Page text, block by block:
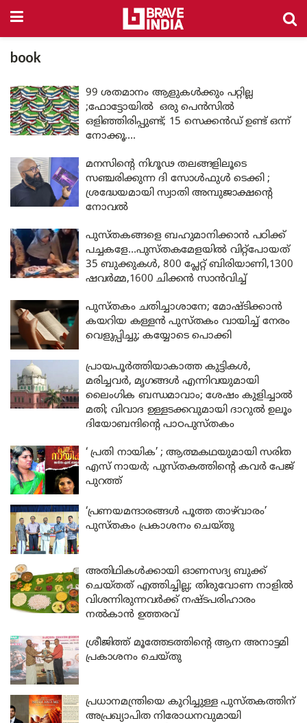
book
99 ശതമാനം ആളുകൾക്കും പറ്റില്ല
;ഫോട്ടോയിൽ ഒരു പെൻസിൽ
ഒളിഞ്ഞിരിപ്പുണ്ട്; 15 സെക്കൻഡ് ഉണ്ട് ഒന്ന്
നോക്കൂ….
മനസിന്റെ നിഗൂഢ തലങ്ങളിലൂടെ
സഞ്ചരിക്കുന്ന ദി സോൾഫുൾ ടെക്കി ;
ശ്രദ്ധേയമായി സ്വാതി അമ്പുജാക്ഷന്റെ
നോവൽ
പുസ്തകങ്ങളെ ബഹുമാനിക്കാൻ പഠിക്ക്
പച്ചകളേ…പുസ്തകമേളയിൽ വിറ്റ്‌പോയത്
35 ബുക്കുകൾ, 800 പ്ലേറ്റ് ബിരിയാണി,1300
ഷവർമ്മ,1600 ചിക്കൻ സാൻവിച്ച്
പുസ്തകം ചതിച്ചാശാനേ; മോഷ്ടിക്കാൻ
കയറിയ കള്ളൻ പുസ്തകം വായിച്ച് നേരം
വെളുപ്പിച്ചു; കയ്യോടെ പൊക്കി
പ്രായപൂർത്തിയാകാത്ത കുട്ടികൾ,
മരിച്ചവർ, മൃഗങ്ങൾ എന്നിവയുമായി
ലൈംഗിക ബന്ധമാവാം; ശേഷം കുളിച്ചാൽ
മതി; വിവാദ ഉള്ളടക്കവുമായി ദാറുൽ ഉലൂം
ദിയോബന്ദിന്റെ പാഠപുസ്തകം
‘ പ്രതി നായിക’ ; ആത്മകഥയുമായി സരിത
എസ് നായർ; പുസ്തകത്തിന്റെ കവർ പേജ്
പുറത്ത്
‘പ്രണയമന്ദാരങ്ങൾ പൂത്ത താഴ്‌വാരം’
പുസ്തകം പ്രകാശനം ചെയ്തു
അതിഥികൾക്കായി ഓണസദ്യ ബുക്ക്
ചെയ്തത് എത്തിച്ചില്ല; തിരുവോണ നാളിൽ
വിശന്നിരുന്നവർക്ക് നഷ്ടപരിഹാരം
നൽകാൻ ഉത്തരവ്
ശ്രീജിത്ത് മൂത്തേടത്തിന്റെ ആന അനാട്ടമി
പ്രകാശനം ചെയ്തു
പ്രധാനമന്ത്രിയെ കുറിച്ചുള്ള പുസ്തകത്തിന്
അപ്രഖ്യാപിത നിരോധനവുമായി